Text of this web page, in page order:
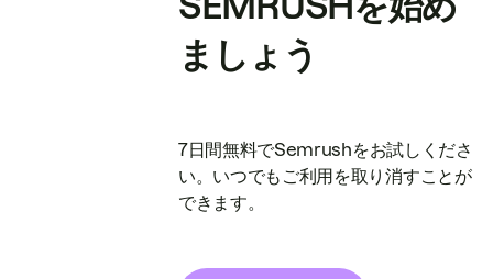
ましょう
7日間無料でSemrushをお試しくださ
い。いつでもご利用を取り消すことが
できます。